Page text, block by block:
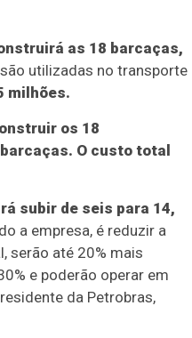
as 18 barcaças,
utilizadas no transporte
milhões.
os 18
O custo total
subir de seis para 14,
a empresa, é reduzir a
serão até 20% mais
e poderão operar em
da Petrobras,